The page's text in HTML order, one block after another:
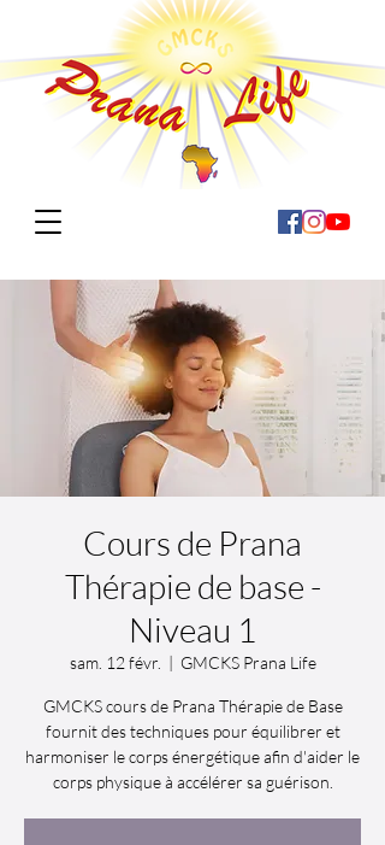
Cours de Prana
Thérapie de base -
Niveau 1
sam. 12 févr.
  |
GMCKS Prana Life
GMCKS cours de Prana Thérapie de Base
fournit des techniques pour équilibrer et
harmoniser le corps énergétique afin d'aider le
corps physique à accélérer sa guérison.